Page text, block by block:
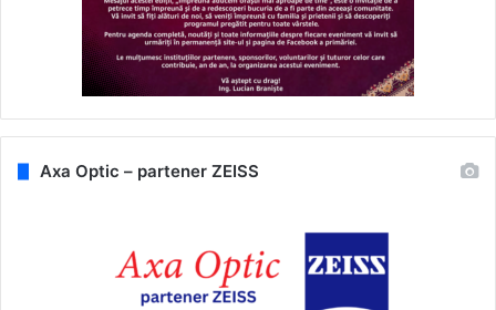
Axa Optic – partener ZEISS